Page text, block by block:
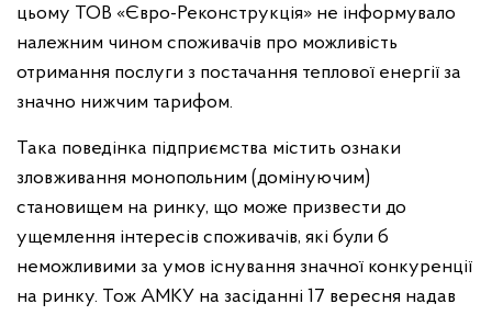
цьому ТОВ «Євро-Реконструкція» не інформувало
належним чином споживачів про можливість
отримання послуги з постачання теплової енергії за
значно нижчим тарифом.
Така поведінка підприємства містить ознаки
зловживання монопольним (домінуючим)
становищем на ринку, що може призвести до
ущемлення інтересів споживачів, які були б
неможливими за умов існування значної конкуренції
на ринку. Тож АМКУ на засіданні 17 вересня надав